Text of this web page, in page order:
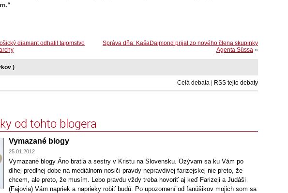
Správa dňa: KašaDajmond prijal zo nového člena skupinky
Agenta Süssa »
diamant odhalil tajomstvo
)
Celá debata RSS tejto debaty
od tohto blogera
Vymazané blogy
25.01.2012
Vymazané blogy Áno bratia a sestry v Kristu na Slovensku. Ozývam sa ku Vám po
dlhej predlhej dobe na mediálnom nosiči pravdy nepravdivej farizejskej nie preto, že
chcem, ale preto, že musím. Lebo pravdu vždy treba hovoriť aj keď Farizeji a Judáši
(Fajovia) Vám napriek a naprieky robiť budú. Po upozornení od fanúšikov mojich som sa